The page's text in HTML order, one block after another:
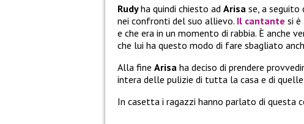
Rudyha quindi chiesto ad Arisa se, a seguito
nei confronti del suo allievo. Il cantante si è
e che era in un momento di rabbia. È anche
che lui ha questo modo di fare sbagliato
Alla fine Arisa ha deciso di prendere
intera delle pulizie di tutta la casa e di quelle
In casetta i ragazzi hanno parlato di questa